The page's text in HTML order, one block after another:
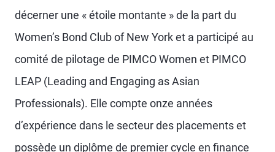
décerner une « étoile montante » de la part du
Women’s Bond Club of New York et a participé au
comité de pilotage de PIMCO Women et PIMCO
LEAP (Leading and Engaging as Asian
Professionals). Elle compte onze années
d’expérience dans le secteur des placements et
possède un diplôme de premier cycle en finance